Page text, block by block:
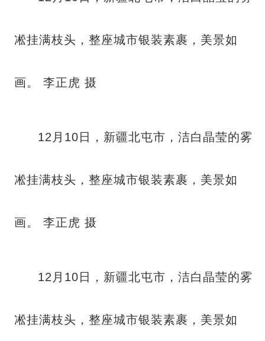
凇挂满枝头，整座城市银装素裹，美景如
画。 李正虎 摄
12月10日，新疆北屯市，洁白晶莹的雾
凇挂满枝头，整座城市银装素裹，美景如
画。 李正虎 摄
12月10日，新疆北屯市，洁白晶莹的雾
凇挂满枝头，整座城市银装素裹，美景如